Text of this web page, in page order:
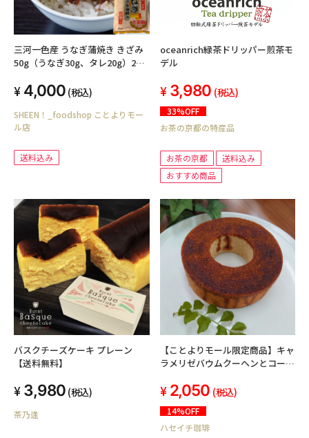
三河一色産 うなぎ蒲焼き きざみ
50g（うなぎ30g、タレ20g）2食
4,000 (税込)
SHEEN！_foodshop ことよりモー
ル店
送料込み
oceanrich緑茶ドリッパー煎茶モ
デル
3,980 (税込)
33%OFF
お茶の京都の特産品
お茶の京都
送料込み
おすすめ商品
バスクチーズケーキ プレーン
【送料無料】
3,980 (税込)
茶乃逢
【ことよりモール限定商品】キャ
ラメリゼバウムクーヘンとコーヒ
2,050 (税込)
14%OFF
ハセイチ珈琲